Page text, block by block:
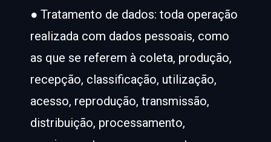
● Tratamento de dados: toda operação
realizada com dados pessoais, como
as que se referem à coleta, produção,
recepção, classificação, utilização,
acesso, reprodução, transmissão,
distribuição, processamento,